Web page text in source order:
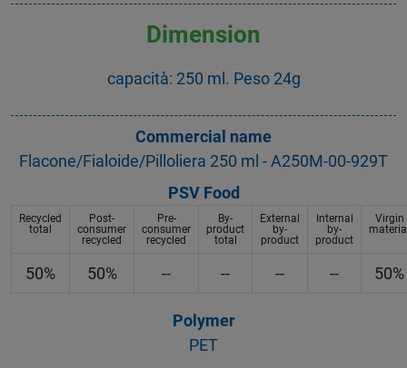
Dimension
capacità: 250 ml. Peso 24g
Commercial name
Flacone/Fialoide/Pilloliera 250 ml - A250M-00-929T
PSV Food
Recycled
total
Post-
consumer
recycled
Pre-
consumer
recycled
By-
product
total
External
by-
product
Internal
by-
product
Virgin
50% 50% -- -- -- -- 50%
Polymer
PET